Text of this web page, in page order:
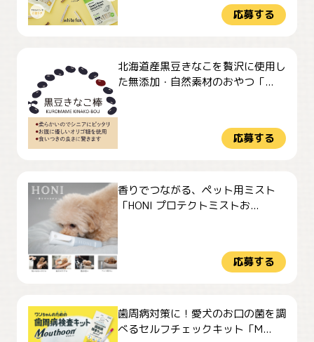
応募する
北海道産黒豆きなこを贅沢に使用し
た無添加・自然素材のおやつ「...
応募する
香りでつながる、ペット用ミスト
「HONI プロテクトミストお...
応募する
歯周病対策に！愛犬のお口の菌を調
べるセルフチェックキット「M...